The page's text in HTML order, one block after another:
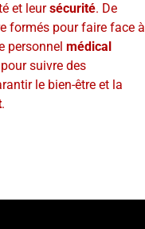
et leursécurité. De
formés pour faire face à
personnel médical
suivre des
le bien-être et la
.